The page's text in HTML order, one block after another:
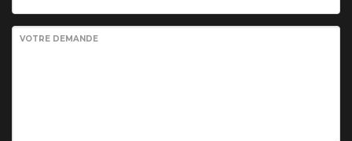
VOTRE DEMANDE